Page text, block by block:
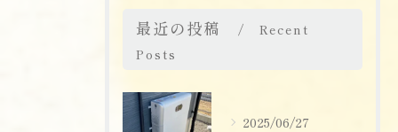
最近の投稿
Recent
Posts
2025/06/27